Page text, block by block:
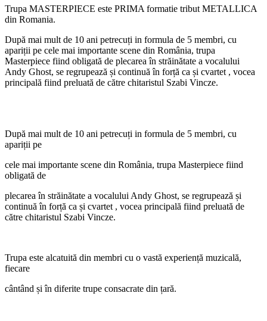
Trupa MASTERPIECE este PRIMA formatie tribut METALLICA
din Romania.
După mai mult de 10 ani petrecuți in formula de 5 membri, cu
apariții pe cele mai importante scene din România, trupa
Masterpiece fiind obligată de plecarea în străinătate a vocalului
Andy Ghost, se regrupează și continuă în forță ca și cvartet , vocea
principală fiind preluată de către chitaristul Szabi Vincze.
După mai mult de 10 ani petrecuți in formula de 5 membri, cu
apariții pe
cele mai importante scene din România, trupa Masterpiece fiind
obligată de
plecarea în străinătate a vocalului Andy Ghost, se regrupează și
continuă în forță ca și cvartet , vocea principală fiind preluată de
către chitaristul Szabi Vincze.
Trupa este alcatuită din membri cu o vastă experiență muzicală,
fiecare
cântând și în diferite trupe consacrate din țară.